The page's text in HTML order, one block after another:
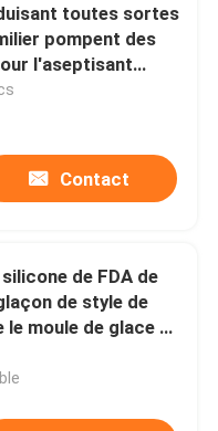
toutes sortes
pompent des
l'aseptisant
de main
Contact
de FDA de
de style de
le moule de glace de